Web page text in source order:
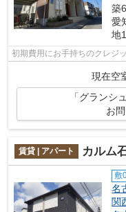
築
愛
地1
初期費用にお手持ちのクレジ
現在空
「グランシ
お
賃貸 | アパート カルム
敷
名
関